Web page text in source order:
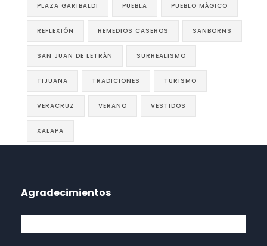
PLAZA GARIBALDI PUEBLA PUEBLO MÁGICO
REFLEXIÓN REMEDIOS CASEROS SANBORNS
SAN JUAN DE LETRÁN SURREALISMO
TIJUANA TRADICIONES TURISMO
VERACRUZ VERANO VESTIDOS
XALAPA
Agradecimientos